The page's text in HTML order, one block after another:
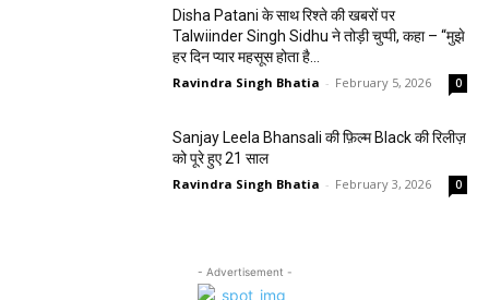
Disha Patani के साथ रिश्ते की खबरों पर
Talwiinder Singh Sidhu ने तोड़ी चुप्पी, कहा – “मुझे
हर दिन प्यार महसूस होता है…
Ravindra Singh Bhatia - February 5, 2026 0
Sanjay Leela Bhansali की फ़िल्म Black की रिलीज़
को पूरे हुए 21 साल
Ravindra Singh Bhatia - February 3, 2026 0
- Advertisement -